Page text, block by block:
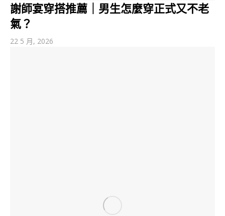
謝師宴穿搭推薦｜男生怎麼穿正式又不老
氣？
22 5 月, 2026